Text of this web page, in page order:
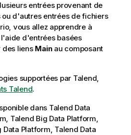
entrées provenant de
ou d'autres entrées de fichiers
vous allez apprendre à
d'entrées basées
des liens Mainau composant
supportées par Talend,
Talend.
dans Talend Data
Talend Big Data Platform,
Data Platform, Talend Data